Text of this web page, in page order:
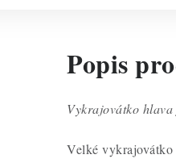
Popis
Vykrajovátko hlava
Velké